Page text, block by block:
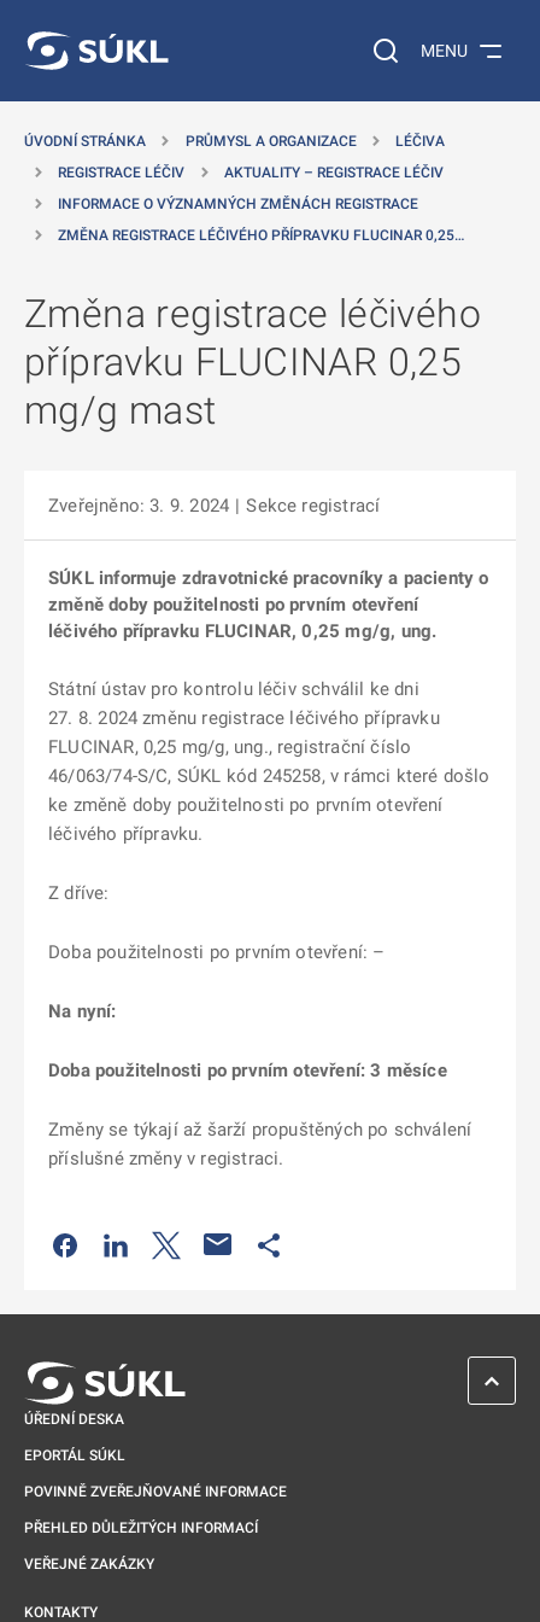
Vyhledávání na
MENU
ÚVODNÍ STRÁNKA PRŮMYSL A ORGANIZACE
LÉČIVA
REGISTRACE LÉČIV
AKTUALITY – REGISTRACE LÉČIV
INFORMACE O VÝZNAMNÝCH ZMĚNÁCH REGISTRACE
ZMĚNA REGISTRACE LÉČIVÉHO PŘÍPRAVKU FLUCINAR 0,25…
Změna registrace léčivého
přípravku FLUCINAR 0,25
mg/g mast
Zveřejněno: 3. 9. 2024 | Sekce registrací
SÚKL informuje zdravotnické pracovníky a pacienty o
změně doby použitelnosti po prvním otevření
léčivého přípravku FLUCINAR, 0,25 mg/g, ung.
Státní ústav pro kontrolu léčiv schválil ke dni
27. 8. 2024 změnu registrace léčivého přípravku
FLUCINAR, 0,25 mg/g, ung., registrační číslo
46/063/74-S/C, SÚKL kód 245258, v rámci které došlo
ke změně doby použitelnosti po prvním otevření
léčivého přípravku.
Z dříve:
Doba použitelnosti po prvním otevření: –
Na nyní:
Doba použitelnosti po prvním otevření: 3 měsíce
Změny se týkají až šarží propuštěných po schválení
příslušné změny v registraci.
Odkaz se otevře na nové kartě
Odkaz se otevře na nové kartě
Odkaz se otevře na nové kartě
ÚŘEDNÍ DESKA
EPORTÁL SÚKL
POVINNĚ ZVEŘEJŇOVANÉ INFORMACE
PŘEHLED DŮLEŽITÝCH INFORMACÍ
VEŘEJNÉ ZAKÁZKY
KONTAKTY
ZPĚT